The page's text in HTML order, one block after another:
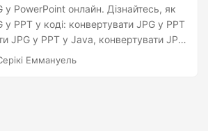
у PowerPoint онлайн. Дізнайтесь, як
у PPT у коді: конвертувати JPG у PPT
JPG у PPT у Java, конвертувати JPG
JPG у PPT у Python
Еммануель